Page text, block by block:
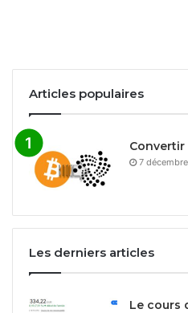
Articles populaires
Convertir
7
Les derniers articles
Le cours